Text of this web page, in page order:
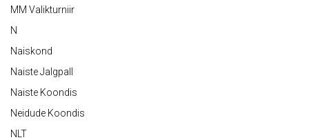
MM Valikturniir
N
Naiskond
Naiste Jalgpall
Naiste Koondis
Neidude Koondis
NLT